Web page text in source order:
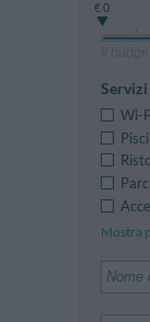
€ 0
Il
Servizi
Wi-
Mostra